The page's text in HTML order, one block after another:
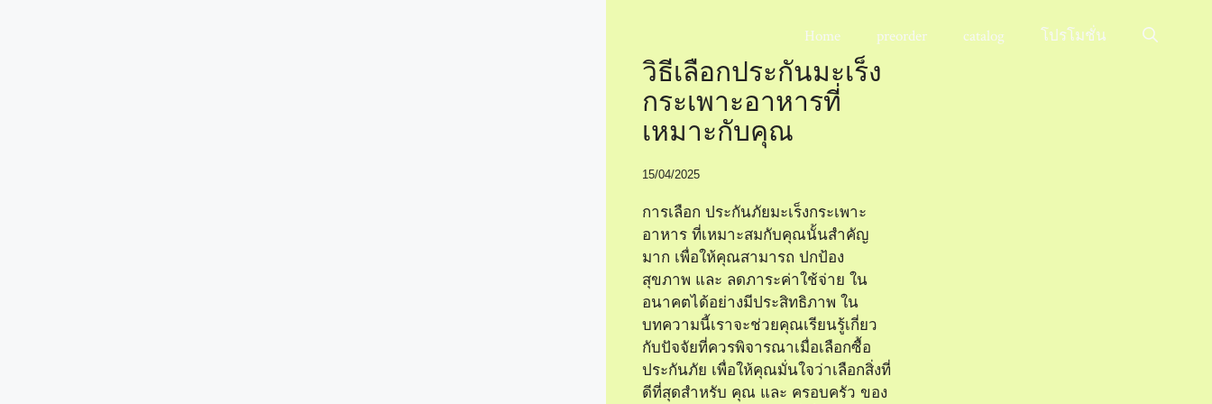
Home preorder catalog โปรโมชั่น
วิธีเลือกประกันมะเร็ง
กระเพาะอาหารที่
เหมาะกับคุณ
15/04/2025
การเลือก ประกันภัยมะเร็งกระเพาะ
อาหาร ที่เหมาะสมกับคุณนั้นสำคัญ
มาก เพื่อให้คุณสามารถ ปกป้อง
สุขภาพ และ ลดภาระค่าใช้จ่าย ใน
อนาคตได้อย่างมีประสิทธิภาพ ใน
บทความนี้เราจะช่วยคุณเรียนรู้เกี่ยว
กับปัจจัยที่ควรพิจารณาเมื่อเลือกซื้อ
ประกันภัย เพื่อให้คุณมั่นใจว่าเลือกสิ่งที่
ดีที่สุดสำหรับ คุณ และ ครอบครัว ของ